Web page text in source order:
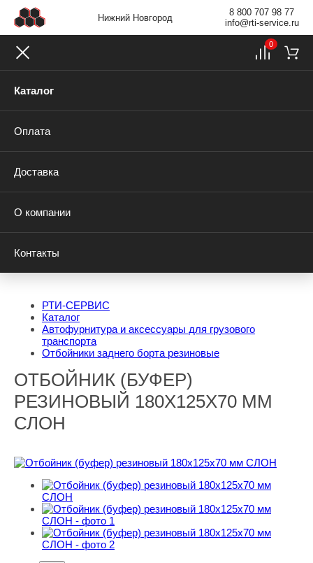
Нижний Новгород
8 800 707 98 77
info@rti-service.ru
Каталог
Оплата
Доставка
О компании
Контакты
0
РТИ-СЕРВИС
Каталог
Автофурнитура и аксессуары для грузового
транспорта
Отбойники заднего борта резиновые
ОТБОЙНИК (БУФЕР)
РЕЗИНОВЫЙ 180Х125Х70 ММ
СЛОН